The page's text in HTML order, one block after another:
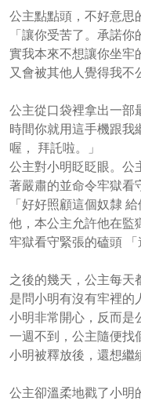
公主點點頭，不好意思
「讓你受苦了。承諾
實我本來不想讓你坐牢
又會被其他人覺得我不
公主從口袋裡拿出一部
時間你就用這手機跟我
喔， 拜託啦。」
公主對小明眨眨眼。公
著嚴肅的並命令牢獄看
「好好照顧這個奴隸
他，本公主允許他在監
牢獄看守緊張的磕頭 「
之後的幾天，公主每天
是問小明有沒有牢裡的
小明非常開心，反而是
一週不到，公主隨便找
小明被釋放後，還想繼
公主卻溫柔地戳了小明